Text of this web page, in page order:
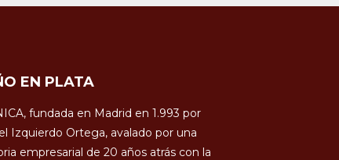
EN PLATA
fundada en Madrid en 1.993 por
Izquierdo Ortega, avalado por una
empresarial de 20 años atrás con la